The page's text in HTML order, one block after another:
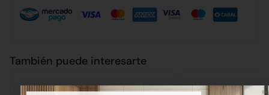
También puede interesarte